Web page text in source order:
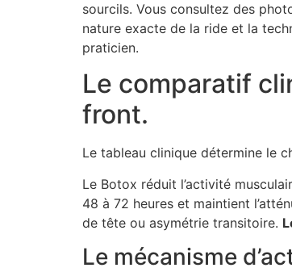
sourcils. Vous consultez des
nature exacte de la ride et la
praticien.
Le comparatif
front.
Le tableau clinique détermine le
Le Botox réduit l’activité
48 à 72 heures et maintient
de tête ou asymétrie transitoire.
Le mécanisme